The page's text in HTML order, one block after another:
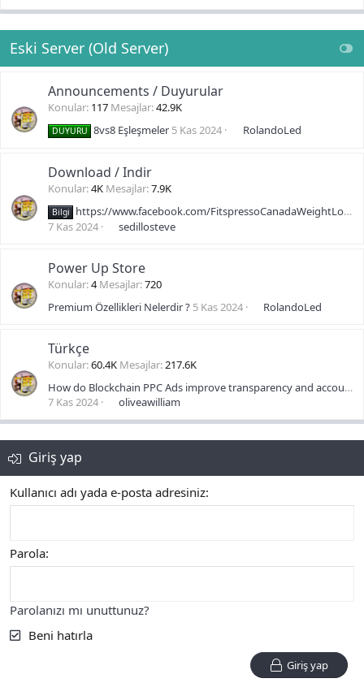
Eski Server (Old Server)
Announcements / Duyurular
Konular 117 Mesajlar 42.9K
DUYURU 8vs8 Eşleşmeler 5 Kas 2024 RolandoLed
Download / Indir
Konular 4K Mesajlar 7.9K
Bilgi
https://www.facebook.com/FitspressoCanadaWeightLoss/
7 Kas 2024
sedillosteve
Power Up Store
Konular 4 Mesajlar 720
Premium Özellikleri Nelerdir ? 5 Kas 2024 RolandoLed
Türkçe
Konular 60.4K Mesajlar 217.6K
How do Blockchain PPC Ads improve transparency and accountability in advertising?
7 Kas 2024
oliveawilliam
Giriş yap
Kullanıcı adı yada e-posta adresiniz
Parola
Parolanızı mı unuttunuz?
Beni hatırla
Giriş yap